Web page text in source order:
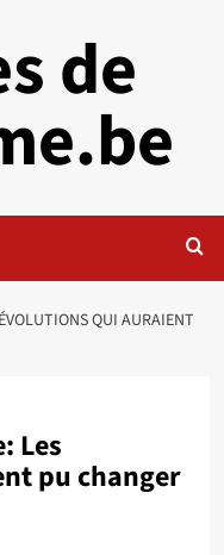
de
QUI AURAIENT
Les
pu changer